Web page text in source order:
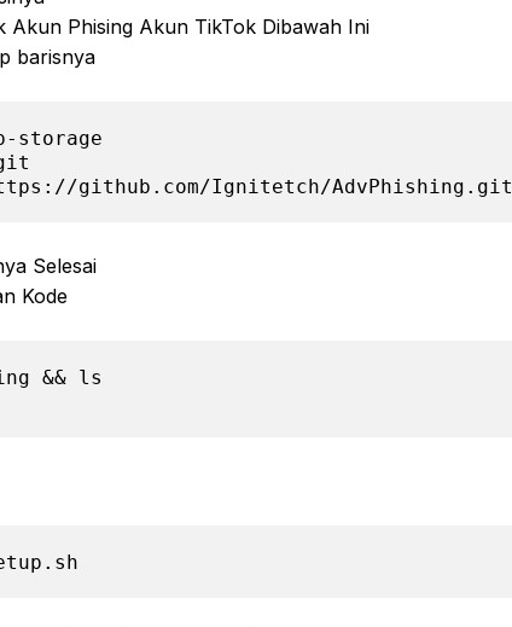
Akun Phising Akun TikTok Dibawah Ini
barisnya
storage
github.com/Ignitetch/AdvPhishing.git
Selesai
Kode
&& ls